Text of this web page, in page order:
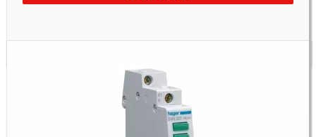
Dostępne:5 szt